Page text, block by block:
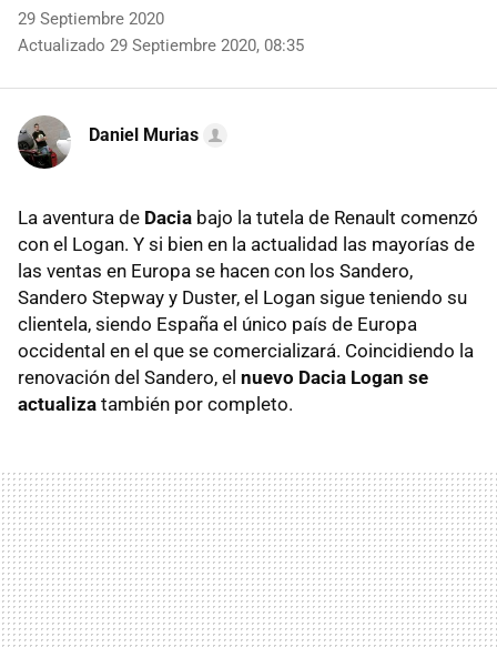
29 Septiembre 2020
Actualizado 29 Septiembre 2020, 08:35
Daniel Murias
La aventura de Dacia bajo la tutela de Renault comenzó
con el Logan. Y si bien en la actualidad las mayorías de
las ventas en Europa se hacen con los Sandero,
Sandero Stepway y Duster, el Logan sigue teniendo su
clientela, siendo España el único país de Europa
occidental en el que se comercializará. Coincidiendo la
renovación del Sandero, el nuevo Dacia Logan se
actualiza también por completo.